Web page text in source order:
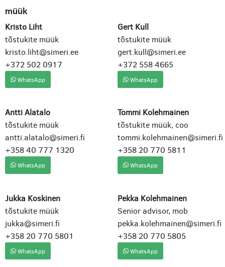
müük
Kristo Liht
tõstukite müük
kristo.liht@simeri.ee
+372 502 0917
WhatsApp
Gert Kull
tõstukite müük
gert.kull@simeri.ee
+372 558 4665
WhatsApp
Antti Alatalo
tõstukite müük
antti.alatalo@simeri.fi
+358 40 777 1320
WhatsApp
Tommi Kolehmainen
tõstukite müük, coo
tommi.kolehmainen@simeri.fi
+358 20 770 5811
WhatsApp
Jukka Koskinen
tõstukite müük
jukka@simeri.fi
+358 20 770 5801
WhatsApp
Pekka Kolehmainen
Senior advisor, mob
pekka.kolehmainen@simeri.fi
+358 20 770 5805
WhatsApp